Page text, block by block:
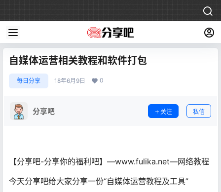
自媒体运营相关教程和软件打包
每日分享 18年6月9日 0
分享吧 关注 私信
【分享吧-分享你的福利吧】—www.fulika.net—网络教程
今天分享吧给大家分享一份“自媒体运营教程及工具”